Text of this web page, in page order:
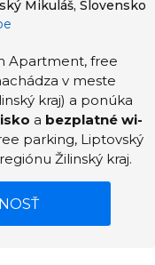
Mikuláš, Slovensko
Apartment, free
v meste
kraj) a ponúka
a bezplatné wi-
parking, Liptovský
Žilinský kraj.